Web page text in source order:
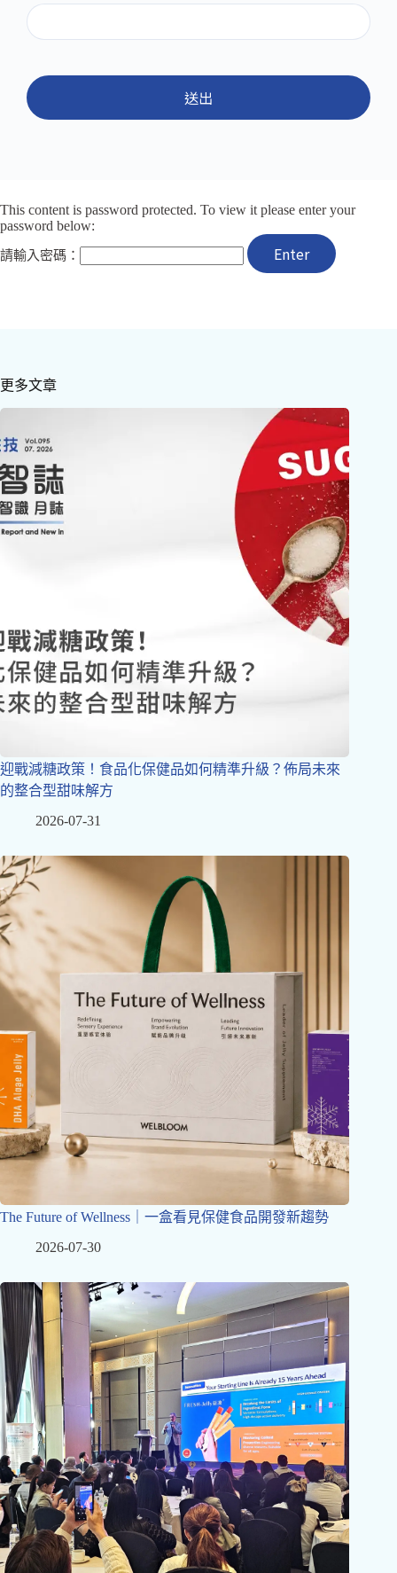
送出
This content is password protected. To view it please enter your
password below:
請輸入密碼：
更多文章
迎戰減糖政策！食品化保健品如何精準升級？佈局未來
的整合型甜味解方
2026-07-31
The Future of Wellness｜一盒看見保健食品開發新趨勢
2026-07-30